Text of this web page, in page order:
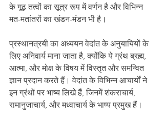
के गूढ़ तत्वों का सूत्र रूप में वर्णन है और विभिन्न
मत-मतांतरों का खंडन-मंडन भी है।
प्रस्थानत्रयी का अध्ययन वेदांत के अनुयायियों के
लिए अनिवार्य माना जाता है, क्योंकि ये ग्रंथ ब्रह्म,
आत्मा, और मोक्ष के विषय में विस्तृत और समन्वित
ज्ञान प्रदान करते हैं। वेदांत के विभिन्न आचार्यों ने
इन ग्रंथों पर भाष्य लिखे हैं, जिनमें शंकराचार्य,
रामानुजाचार्य, और मध्वाचार्य के भाष्य प्रमुख हैं।